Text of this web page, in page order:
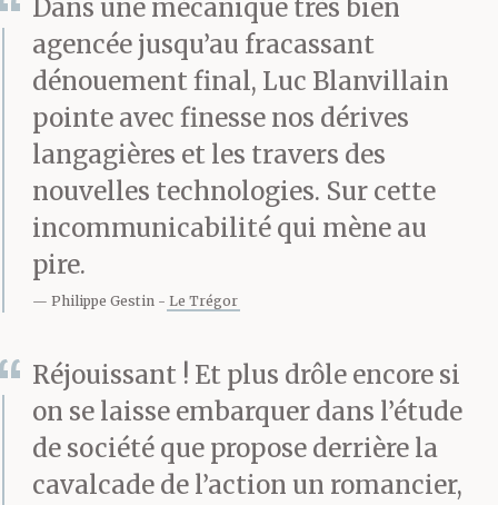
Dans une mécanique très bien
agencée jusqu’au fracassant
dénouement final, Luc Blanvillain
pointe avec finesse nos dérives
langagières et les travers des
nouvelles technologies. Sur cette
incommunicabilité qui mène au
pire.
Philippe Gestin Le Trégor
Réjouissant ! Et plus drôle encore si
on se laisse embarquer dans l’étude
de société que propose derrière la
cavalcade de l’action un romancier,